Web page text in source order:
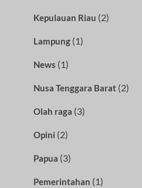
Kepulauan Riau (2)
Lampung(1)
News (1)
Nusa Tenggara Barat(2)
Olah raga (3)
Opini (2)
Papua (3)
Pemerintahan (1)